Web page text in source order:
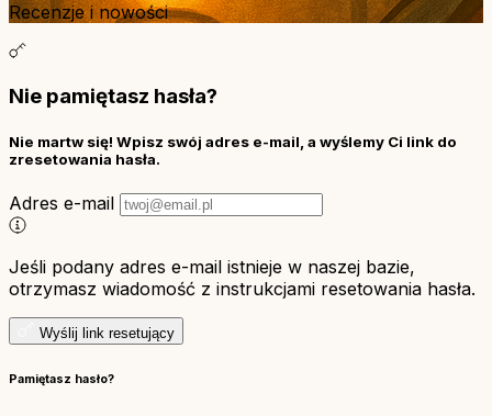
Recenzje i nowości
Nie pamiętasz hasła?
Nie martw się! Wpisz swój adres e-mail, a wyślemy Ci link do
zresetowania hasła.
Adres e-mail
Jeśli podany adres e-mail istnieje w naszej bazie,
otrzymasz wiadomość z instrukcjami resetowania hasła.
Wyślij link resetujący
Pamiętasz hasło?